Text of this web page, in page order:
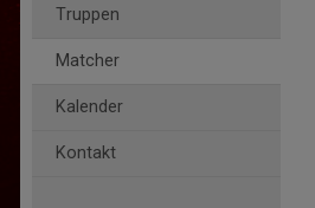
Truppen
Matcher
Kalender
Kontakt